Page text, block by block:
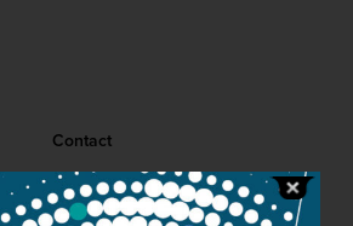
Contact
Public information
Press room